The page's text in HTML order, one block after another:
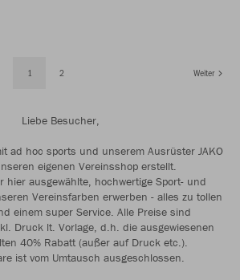
1 2 Weiter
Liebe Besucher,
ad hoc sports und unserem Ausrüster JAKO
eigenen Vereinsshop erstellt.
hier ausgewählte, hochwertige Sport- und
Vereinsfarben erwerben - alles zu tollen
einem super Service. Alle Preise sind
Druck lt. Vorlage, d.h. die ausgewiesenen
40% Rabatt (außer auf Druck etc.).
ist vom Umtausch ausgeschlossen.